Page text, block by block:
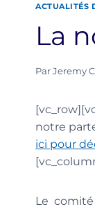
ACTUALITÉS
La
Par Jeremy
notre
ici pour
Le